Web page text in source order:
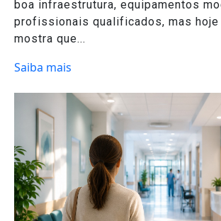
boa infraestrutura, equipamentos
profissionais qualificados, mas hoje
mostra que...
Saiba mais